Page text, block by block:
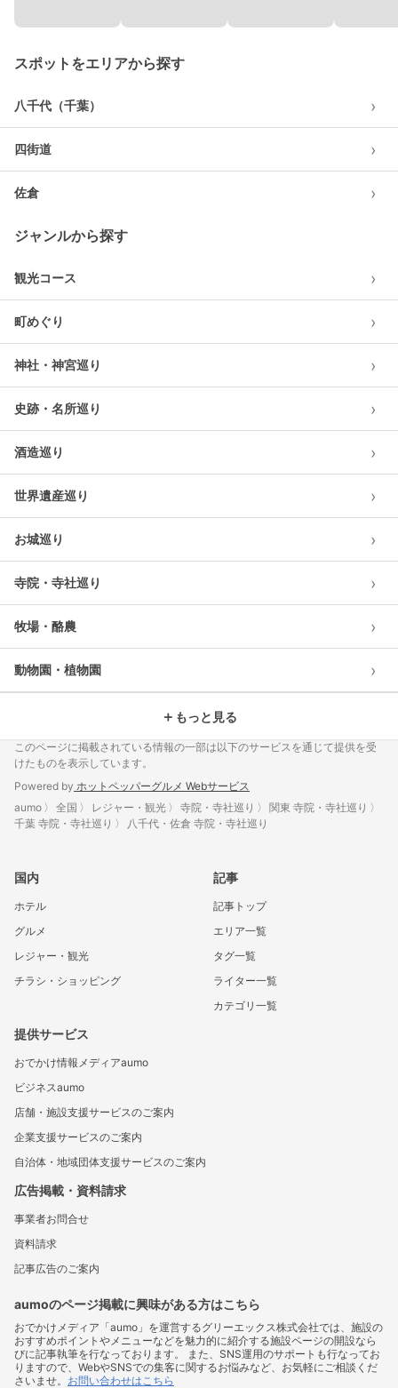
スポットをエリアから探す
八千代（千葉） ›
四街道 ›
佐倉 ›
ジャンルから探す
観光コース ›
町めぐり ›
神社・神宮巡り ›
史跡・名所巡り ›
酒造巡り ›
世界遺産巡り ›
お城巡り ›
寺院・寺社巡り ›
牧場・酪農 ›
動物園・植物園 ›
＋ もっと見る
このページに掲載されている情報の一部は以下のサービスを通じて提供を受
けたものを表示しています。
Powered by ホットペッパーグルメ Webサービス
aumo
全国 レジャー・観光 寺院・寺社巡り
関東 寺院・寺社巡り
千葉 寺院・寺社巡り
八千代・佐倉 寺院・寺社巡り
国内
ホテル
グルメ
レジャー・観光
チラシ・ショッピング
記事
記事トップ
エリア一覧
タグ一覧
ライター一覧
カテゴリ一覧
提供サービス
おでかけ情報メディアaumo
ビジネスaumo
店舗・施設支援サービスのご案内
企業支援サービスのご案内
自治体・地域団体支援サービスのご案内
広告掲載・資料請求
事業者お問合せ
資料請求
記事広告のご案内
aumoのページ掲載に興味がある方はこちら
おでかけメディア「aumo」を運営するグリーエックス株式会社では、施設の
おすすめポイントやメニューなどを魅力的に紹介する施設ページの開設なら
びに記事執筆を行なっております。 また、SNS運用のサポートも行なってお
りますので、WebやSNSでの集客に関するお悩みなど、お気軽にご相談くだ
さいませ。 お問い合わせはこちら